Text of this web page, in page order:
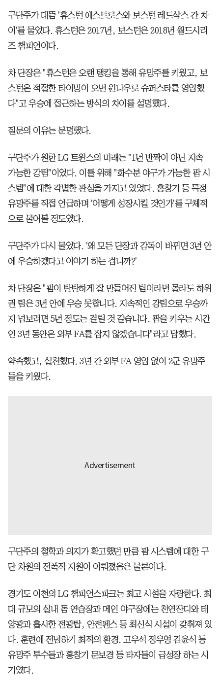
구단주가 대뜸 '휴스턴 애스트로스와 보스턴 레드삭스 간 차
이'를 물었다. 휴스턴은 2017년, 보스턴은 2018년 월드시리
즈 챔피언이다.
차 단장은 "휴스턴은 오랜 탱킹을 통해 유망주를 키웠고, 보
스턴은 적절한 타이밍이 오면 윈나우로 슈퍼스타를 영입했
다"고 우승에 접근하는 방식의 차이를 설명했다.
질문의 이유는 분명했다.
구단주가 원한 LG 트윈스의 미래는 "1년 반짝이 아닌 지속
가능한 강팀"이었다. 이를 위해 "화수분 야구가 가능한 팜 시
스템"에 대한 각별한 관심을 가지고 있었다. 홍창기 등 특정
유망주를 직접 언급하며 '어떻게 성장시킬 것인가'를 구체적
으로 물어볼 정도였다.
구단주가 다시 물었다. '왜 모든 단장과 감독이 바뀌면 3년 안
에 우승하겠다고 이야기 하는 겁니까?'
차 단장은 "팜이 탄탄하게 잘 만들어진 팀이라면 몰라도 하위
권 팀은 3년 안에 우승 못합니다. 지속적인 강팀으로 우승까
지 넘보려면 5년 정도는 걸릴 것 같습니다. 팜을 키우는 시간
인 3년 동안은 외부 FA를 잡지 않겠습니다"라고 답했다.
약속했고, 실천했다. 3년 간 외부 FA 영입 없이 2군 유망주
들을 키웠다.
구단주의 철학과 의지가 확고했던 만큼 팜 시스템에 대한 구
단 차원의 전폭적 지원이 이뤄졌음은 물론이다.
경기도 이천의 LG 챔피언스파크는 최고 시설을 자랑한다. 최
대 규모의 실내 돔 연습장과 메인 야구장에는 천연잔디와 태
양광과 흡사한 전광탑, 안전펜스 등 최신식 시설이 갖춰져 있
다. 훈련에 전념하기 최적의 환경. 고우석 정우영 김윤식 등
유망주 투수들과 홍창기 문보경 등 타자들이 급성장 하는 시
기였다.